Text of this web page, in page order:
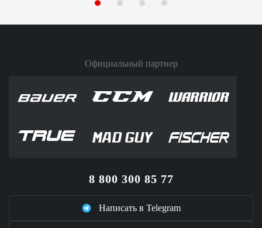
Официальный партнер
8 800 300 85 77
Написать в Telegram